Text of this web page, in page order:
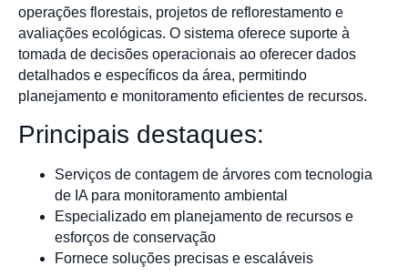
operações florestais, projetos de reflorestamento e
avaliações ecológicas. O sistema oferece suporte à
tomada de decisões operacionais ao oferecer dados
detalhados e específicos da área, permitindo
planejamento e monitoramento eficientes de recursos.
Principais destaques:
Serviços de contagem de árvores com tecnologia
de IA para monitoramento ambiental
Especializado em planejamento de recursos e
esforços de conservação
Fornece soluções precisas e escaláveis